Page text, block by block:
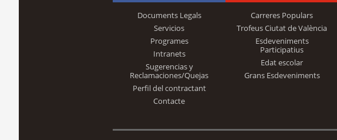
Trinidad Alfonso
Documents Legals
Servicios
Programes
Intranets
Sugerencias y
Reclamaciones/Quejas
Perfil del contractant
Contacte
Carreres Populars
Trofeus Ciutat de València
Esdeveniments
Participatius
Edat escolar
Grans Esdeveniments